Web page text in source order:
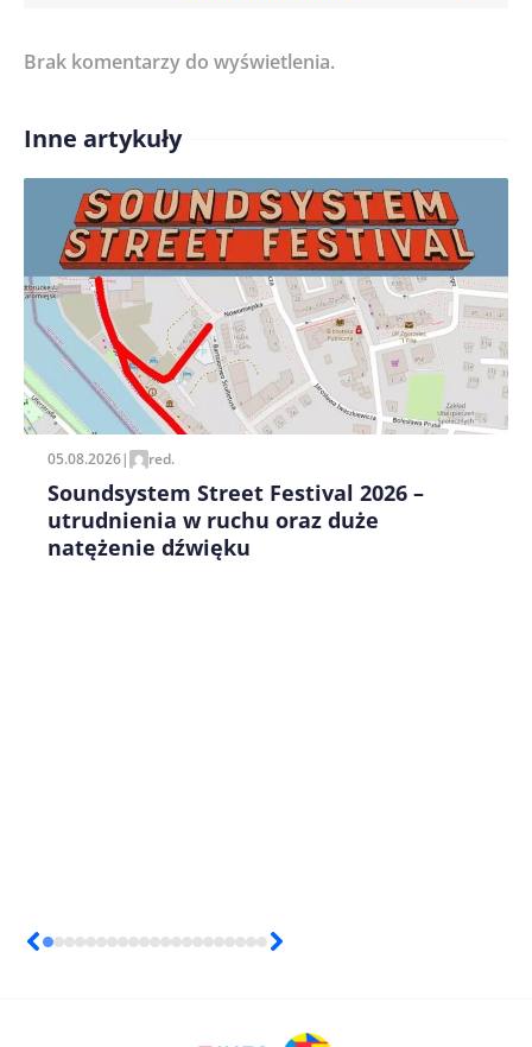
Treść komentarza*
Imię/ Nick*
Zapamiętaj moje dane w tej przeglądarce podczas
pisania kolejnych komentarzy.
Brak komentarzy do wyświetlenia.
Inne artykuły
05.08.2026| red.
Soundsystem Street Festival 2026 –
utrudnienia w ruchu oraz duże
natężenie dźwięku